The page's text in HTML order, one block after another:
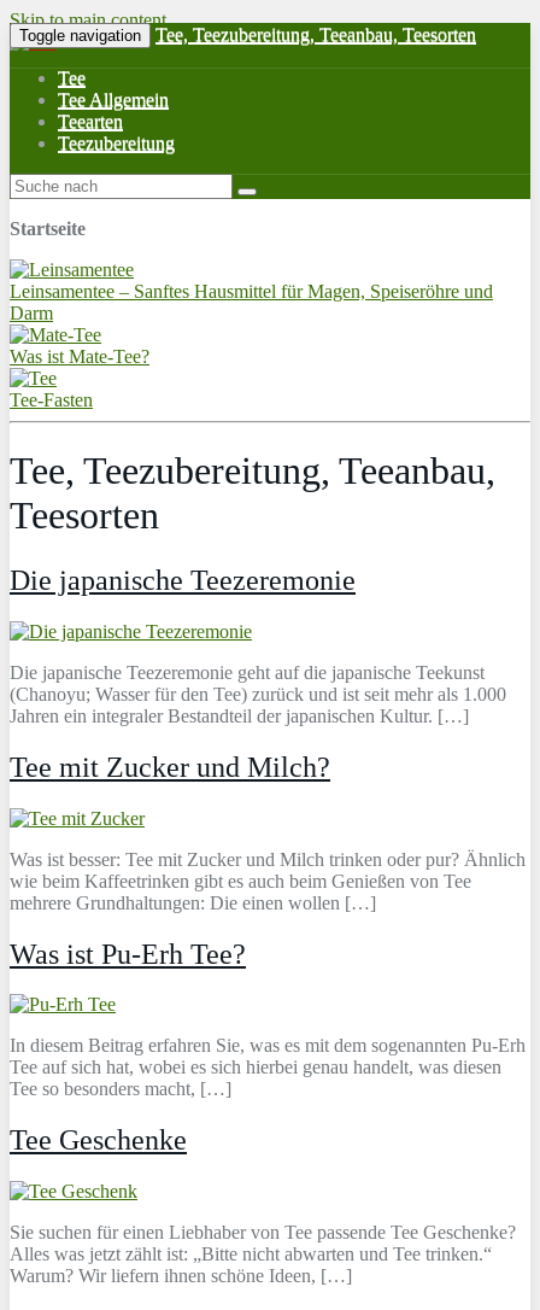
Skip to main content
Toggle navigation Tee, Teezubereitung, Teeanbau, Teesorten
Tee
Tee Allgemein
Teearten
Teezubereitung
Startseite
Leinsamentee – Sanftes Hausmittel für Magen, Speiseröhre und
Darm
Was ist Mate-Tee?
Tee-Fasten
Tee, Teezubereitung, Teeanbau,
Teesorten
Die japanische Teezeremonie
Die japanische Teezeremonie geht auf die japanische Teekunst
(Chanoyu; Wasser für den Tee) zurück und ist seit mehr als 1.000
Jahren ein integraler Bestandteil der japanischen Kultur. […]
Tee mit Zucker und Milch?
Was ist besser: Tee mit Zucker und Milch trinken oder pur? Ähnlich
wie beim Kaffeetrinken gibt es auch beim Genießen von Tee
mehrere Grundhaltungen: Die einen wollen […]
Was ist Pu-Erh Tee?
In diesem Beitrag erfahren Sie, was es mit dem sogenannten Pu-Erh
Tee auf sich hat, wobei es sich hierbei genau handelt, was diesen
Tee so besonders macht, […]
Tee Geschenke
Sie suchen für einen Liebhaber von Tee passende Tee Geschenke?
Alles was jetzt zählt ist: „Bitte nicht abwarten und Tee trinken.“
Warum? Wir liefern ihnen schöne Ideen, […]